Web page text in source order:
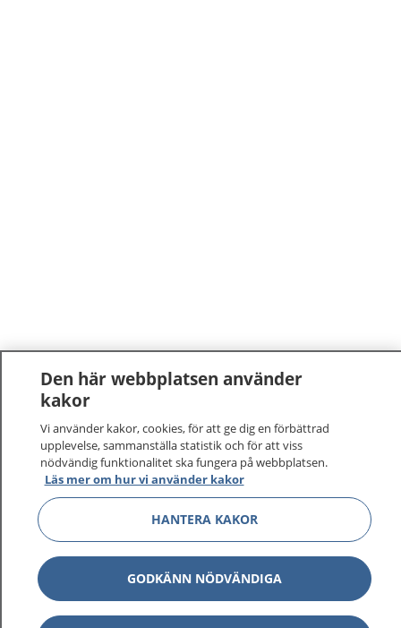
Den här webbplatsen använder
kakor
Vi använder kakor, cookies, för att ge dig en förbättrad
upplevelse, sammanställa statistik och för att viss
nödvändig funktionalitet ska fungera på webbplatsen.
Läs mer om hur vi använder kakor
HANTERA KAKOR
GODKÄNN NÖDVÄNDIGA